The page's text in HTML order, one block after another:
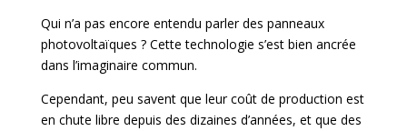
Qui n’a pas encore entendu parler des panneaux
photovoltaïques ? Cette technologie s’est bien ancrée
dans l’imaginaire commun.
Cependant, peu savent que leur coût de production est
en chute libre depuis des dizaines d’années, et que des